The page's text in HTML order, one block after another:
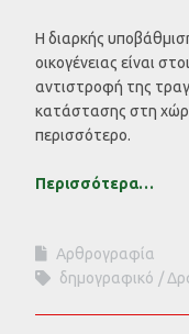
Η διαρκής
οικογένειας είναι
αντιστροφή της
κατάστασης στη
περισσότερο.
Περισσότερα…
Αρθρογραφία
δημογραφικό